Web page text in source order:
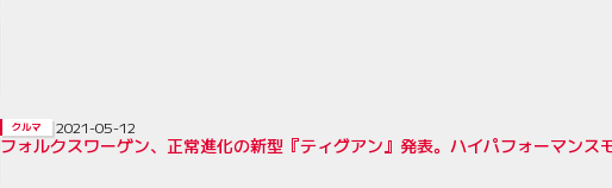
フォルクスワーゲン、正常進化の新型『ティグアン』発表。ハイパフォーマンス
クルマ 2021-05-12